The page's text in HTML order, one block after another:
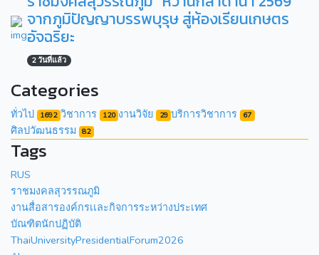
จากภูมิปัญญาบรรพบุรุษ สู่ห้องเรียนเกษตร
อัจฉริยะ
2 วันที่แล้ว
Categories
ทั่วไป 1692 วิชาการ 120 งานวิจัย 29 บริการวิชาการ 67
ศิลปวัฒนธรรม 82
Tags
RUS
ราชมงคลสุวรรณภูมิ
งานสื่อสารองค์กรเเละกิจการระหว่างประเทศ
บัณฑิตนักปฏิบัติ
ThaiUniversityPresidentialForum2026